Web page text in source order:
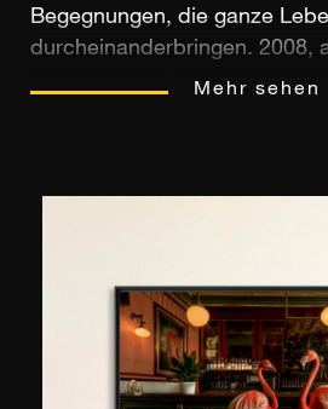
Begegnungen, die ganze
durcheinanderbringen. 2008,
in Montreal, besucht die
Warhol inspirierter Stil stützt
eigene Technik. Der
unterschiedlichen Collagen,
Zeitungspapier, die in
Mehr sehen